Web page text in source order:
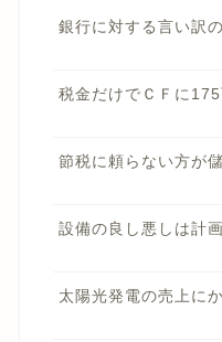
銀行に対する言い訳
税金だけでＣＦに
節税に頼らない方が
設備の良し悪しは計
太陽光発電の売上に